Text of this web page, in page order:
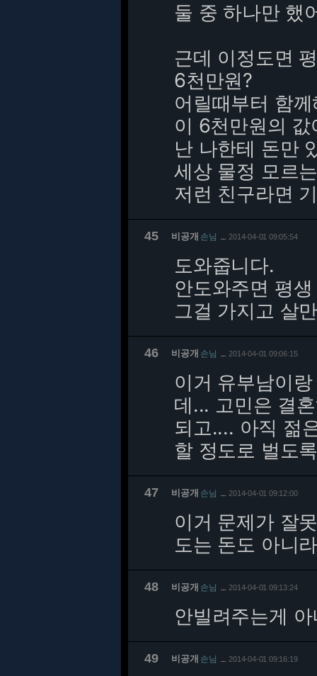
둘 중 하나만 했
근데 이정도면
6천만원?
어릴때부터 함
이 6천만원의
난 나한테 돈만
세상 물정 모르
저런 친구라면
45 비공개 손님 2014-04-01 09:05:54
도와줍니다.
안도와주면 평
그걸 가지고 살
46 비공개 손님 2014-04-01 09:06:15
이거 유부남이
데... 고민은 결
되고.... 아직 젊
할 정도로 벌도
47 비공개 손님 2014-04-01 09:12:00
이거 문제가 잘
도는 돈도 아니
48 비공개 손님 2014-04-01 09:13:24
안빌려주는게
49 비공개 손님 2014-04-01 09:16:19